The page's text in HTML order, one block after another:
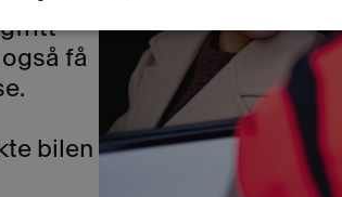
få
bilen